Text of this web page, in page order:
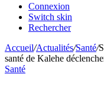
Connexion
Switch skin
Rechercher
Accueil/Actualités/Santé/
santé de Kalehe
Santé